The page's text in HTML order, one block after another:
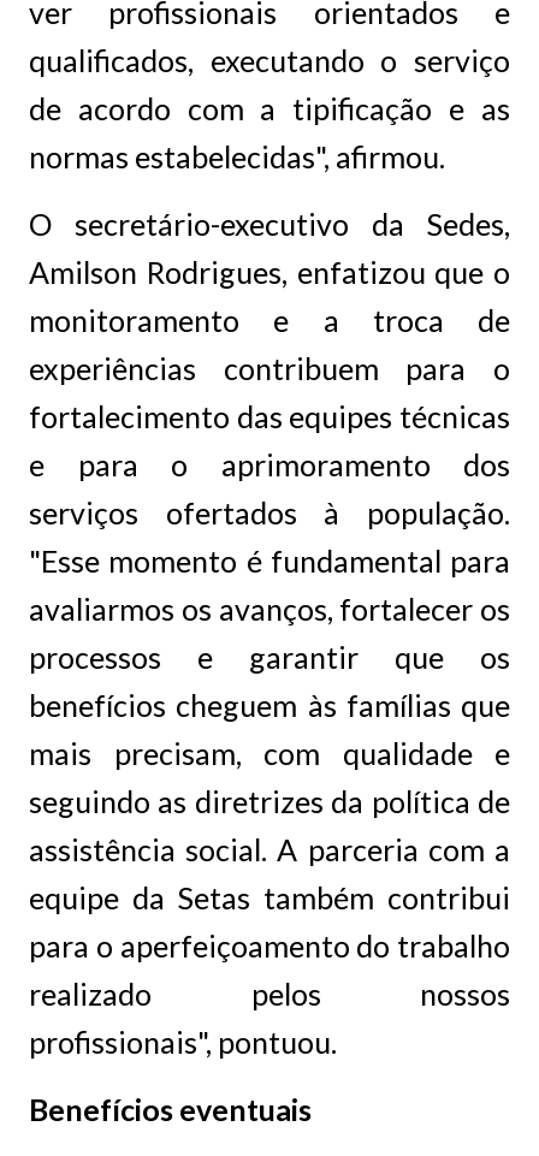
ver profissionais orientados e
qualificados, executando o serviço
de acordo com a tipificação e as
normas estabelecidas", afirmou.
O secretário-executivo da Sedes,
Amilson Rodrigues, enfatizou que o
monitoramento e a troca de
experiências contribuem para o
fortalecimento das equipes técnicas
e para o aprimoramento dos
serviços ofertados à população.
"Esse momento é fundamental para
avaliarmos os avanços, fortalecer os
processos e garantir que os
benefícios cheguem às famílias que
mais precisam, com qualidade e
seguindo as diretrizes da política de
assistência social. A parceria com a
equipe da Setas também contribui
para o aperfeiçoamento do trabalho
realizado pelos nossos
profissionais", pontuou.
Benefícios eventuais